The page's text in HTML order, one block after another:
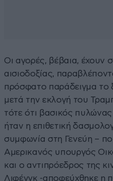
Οι αγορές, βέβαια, έχουν
αισιοδοξίας,
πρόσφατο παράδειγμα το
μετά την εκλογή του
τότε ότι βασικός
ήταν η επιθετική
συμφωνία στη Γενεύη –
Αμερικανός υπουργός
και ο αντιπρόεδρος της
Λιφένγκ -αποφεύχθηκε η